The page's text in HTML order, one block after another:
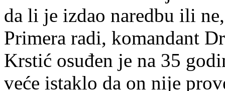
da li je izdao naredbu ili
Primera radi, komandant
Krstić osuđen je na 35
veće istaklo da on nije